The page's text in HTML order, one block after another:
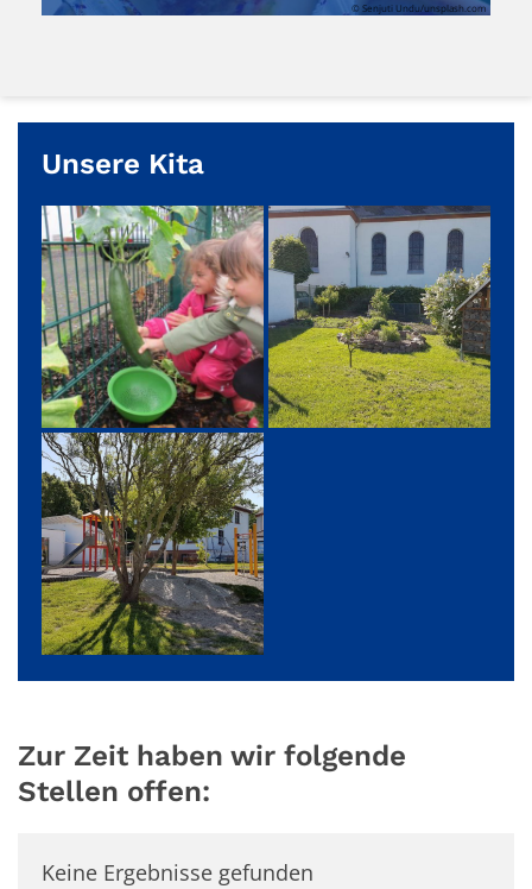
© Senjuti Undu/unsplash.com
Unsere Kita
Zur Zeit haben wir folgende
Stellen offen:
Keine Ergebnisse gefunden